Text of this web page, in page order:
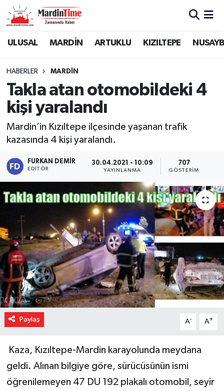
ULUSAL MARDİN ARTUKLU KIZILTEPE
HABERLER MARDİN
Takla atan otomobildeki 4
kişi yaralandı
Mardin’in Kızıltepe ilçesinde yaşanan trafik
kazasında 4 kişi yaralandı.
FURKAN DEMIR
EDITÖR
30.04.2021 - 10:09
YAYINLANMA
707
GÖSTERIM
Paylaş A- A+
Kaza, Kızıltepe-Mardin karayolunda meydana
geldi. Alınan bilgiye göre, sürücüsünün ismi
öğrenilemeyen 47 DU 192 plakalı otomobil, seyir
Mardin Nöbetçi Eczaneler
Mardin Namaz Vakitleri
Mardin Trafik Yoğunluk Haritası
Süper Lig Puan Durumu ve Fikstür
Tüm Manşetler
Son Dakika Haberleri
Haber Arşivi